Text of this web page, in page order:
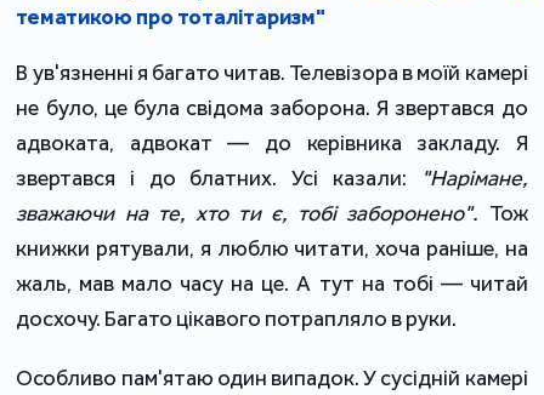
тематикою про тоталітаризм"
В ув'язненні я багато читав. Телевізора в моїй камері
не було, це була свідома заборона. Я звертався до
адвоката, адвокат — до керівника закладу. Я
звертався і до блатних. Усі казали:
"Нарімане,
зважаючи на те, хто ти є, тобі заборонено". Тож
книжки рятували, я люблю читати, хоча раніше, на
жаль, мав мало часу на це. А тут на тобі — читай
досхочу. Багато цікавого потрапляло в руки.
Особливо пам'ятаю один випадок. У сусідній камері